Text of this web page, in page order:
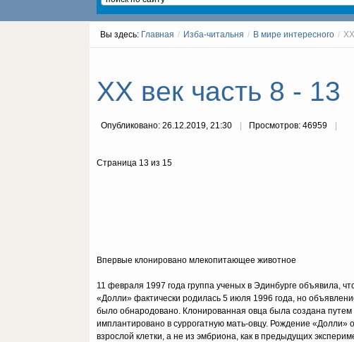
Вы здесь: Главная / Изба-читальня / В мире интересного / ХХ
ХХ век часть 8 - 13
Опубликовано: 26.12.2019, 21:30 Просмотров: 46959
Страница 13 из 15
Впервые клонировано млекопитающее животное
11 февраля 1997 года группа ученых в Эдинбурге объявила,
«Долли» фактически родилась 5 июля 1996 года, но
было обнародовано. Клонированная овца была создана
имплантировано в суррогатную мать-овцу. Рождение
взрослой клетки, а не из эмбриона, как в предыдущих